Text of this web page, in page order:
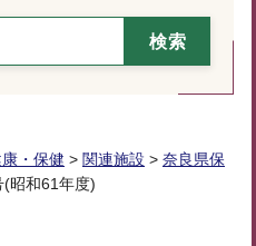
・保健 > 関連施設 > 奈良県保
(昭和61年度)